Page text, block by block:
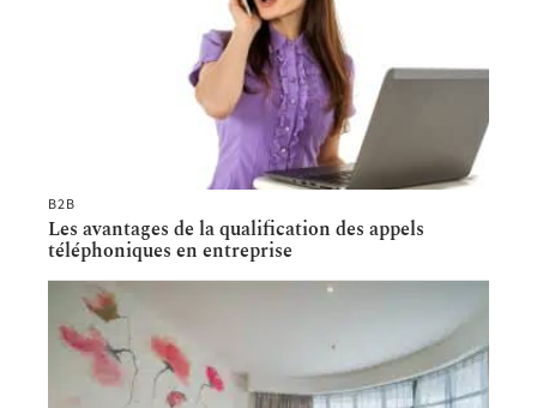
B2B
Les avantages de la qualification des appels
téléphoniques en entreprise